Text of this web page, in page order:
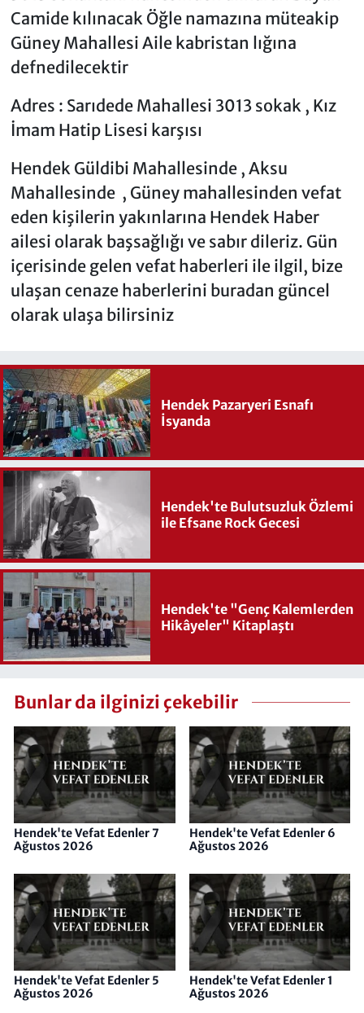
Camide kılınacak Öğle namazına müteakip
Güney Mahallesi Aile kabristan lığına
defnedilecektir
Adres : Sarıdede Mahallesi 3013 sokak , Kız
İmam Hatip Lisesi karşısı
Hendek Güldibi Mahallesinde , Aksu
Mahallesinde , Güney mahallesinden vefat
eden kişilerin yakınlarına Hendek Haber
ailesi olarak başsağlığı ve sabır dileriz. Gün
içerisinde gelen vefat haberleri ile ilgil, bize
ulaşan cenaze haberlerini buradan güncel
olarak ulaşa bilirsiniz
Hendek Pazaryeri Esnafı
İsyanda
Hendek'te Bulutsuzluk Özlemi
ile Efsane Rock Gecesi
Hendek'te "Genç Kalemlerden
Hikâyeler" Kitaplaştı
Bunlar da ilginizi çekebilir
Hendek'te Vefat Edenler 7
Ağustos 2026
Hendek'te Vefat Edenler 6
Ağustos 2026
Hendek'te Vefat Edenler 5
Ağustos 2026
Hendek'te Vefat Edenler 1
Ağustos 2026